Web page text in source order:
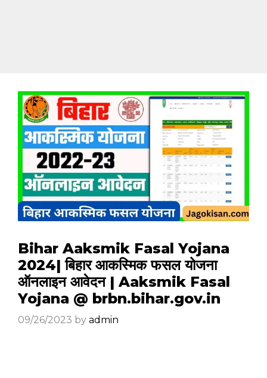
Bihar Aaksmik Fasal Yojana
2024| बिहार आकस्मिक फसल योजना
ऑनलाइन आवेदन | Aaksmik Fasal
Yojana @ brbn.bihar.gov.in
09/26/2023 by admin